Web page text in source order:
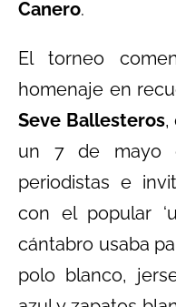
Canero.
El torneo
homenaje en
Seve Ballesteros,
un 7 de mayo
periodistas e
con el popular
cántabro usaba
polo blanco,